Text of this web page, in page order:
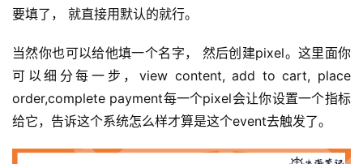
要填了， 就直接用默认的就行。
当然你也可以给他填一个名字， 然后创建pixel。这里面你
可以细分每一步，view content, add to cart, place
order,complete payment每一个pixel会让你设置一个指标
给它，告诉这个系统怎么样才算是这个event去触发了。